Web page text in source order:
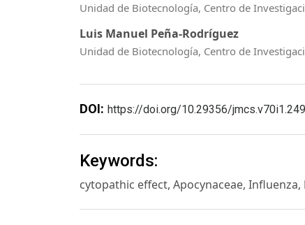
Unidad de Biotecnología, Centro de
Luis Manuel Peña-Rodríguez
Unidad de Biotecnología, Centro de
DOI: https://doi.org/10.29356/
Keywords:
cytopathic effect, Apocynaceae, Influenza,